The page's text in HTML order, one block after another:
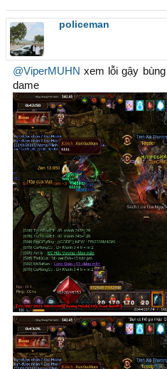
policeman
@ViperMUHN xem lỗi gậy
dame